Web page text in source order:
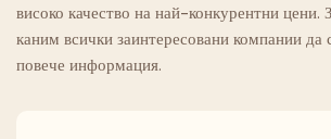
високо качество на най-конкурентни цени.
каним всички заинтересовани компании да
повече информация.